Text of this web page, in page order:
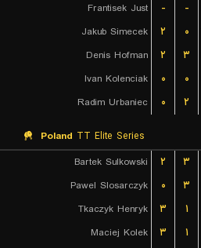
Frantisek Just
- -
Jakub Simecek
۲ ۰
Denis Hofman
۲ ۳
Ivan Kolenciak
۰ ۰
Radim Urbaniec
۰ ۲
Poland TT Elite Series
Bartek Sulkowski
۲ ۳
Pawel Slosarczyk
۰ ۳
Tkaczyk Henryk
۳ ۱
Maciej Kolek
۳ ۱